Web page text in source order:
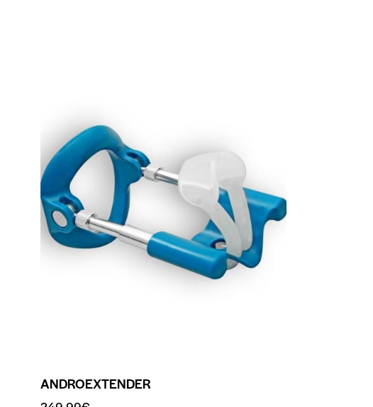
ANDROEXTENDER